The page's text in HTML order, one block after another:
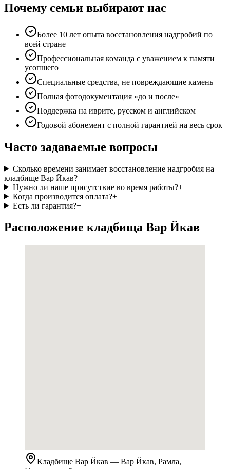
Почему семьи выбирают нас
Более 10 лет опыта восстановления надгробий по
всей стране
Профессиональная команда с уважением к памяти
усопшего
Специальные средства, не повреждающие камень
Полная фотодокументация «до и после»
Поддержка на иврите, русском и английском
Годовой абонемент с полной гарантией на весь срок
Часто задаваемые вопросы
Сколько времени занимает восстановление надгробия на
кладбище Вар Йкав?+
Нужно ли наше присутствие во время работы?+
Когда производится оплата?+
Есть ли гарантия?+
Расположение кладбища Вар Йкав
Кладбище Вар Йкав — Вар Йкав, Рамла,